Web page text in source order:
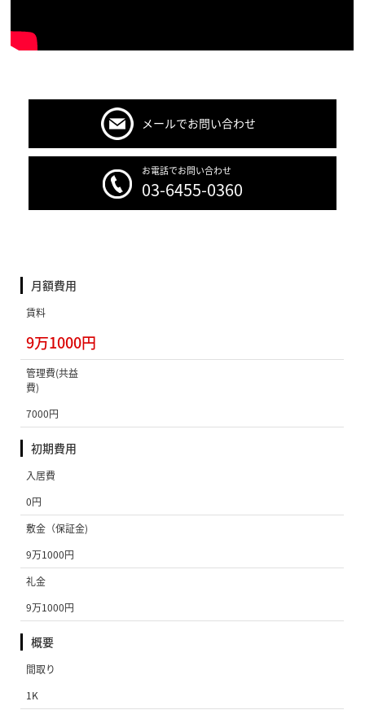
メールでお問い合わせ
お電話でお問い合わせ
03-6455-0360
月額費用
賃料
9万1000円
管理費(共益
費)
7000円
初期費用
入居費
0円
敷金（保証金)
9万1000円
礼金
9万1000円
概要
間取り
1K